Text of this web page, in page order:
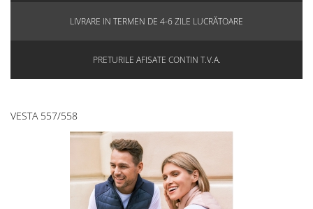
LIVRARE IN TERMEN DE 4-6 ZILE LUCRĂTOARE
PRETURILE AFISATE CONTIN T.V.A.
VESTA 557/558